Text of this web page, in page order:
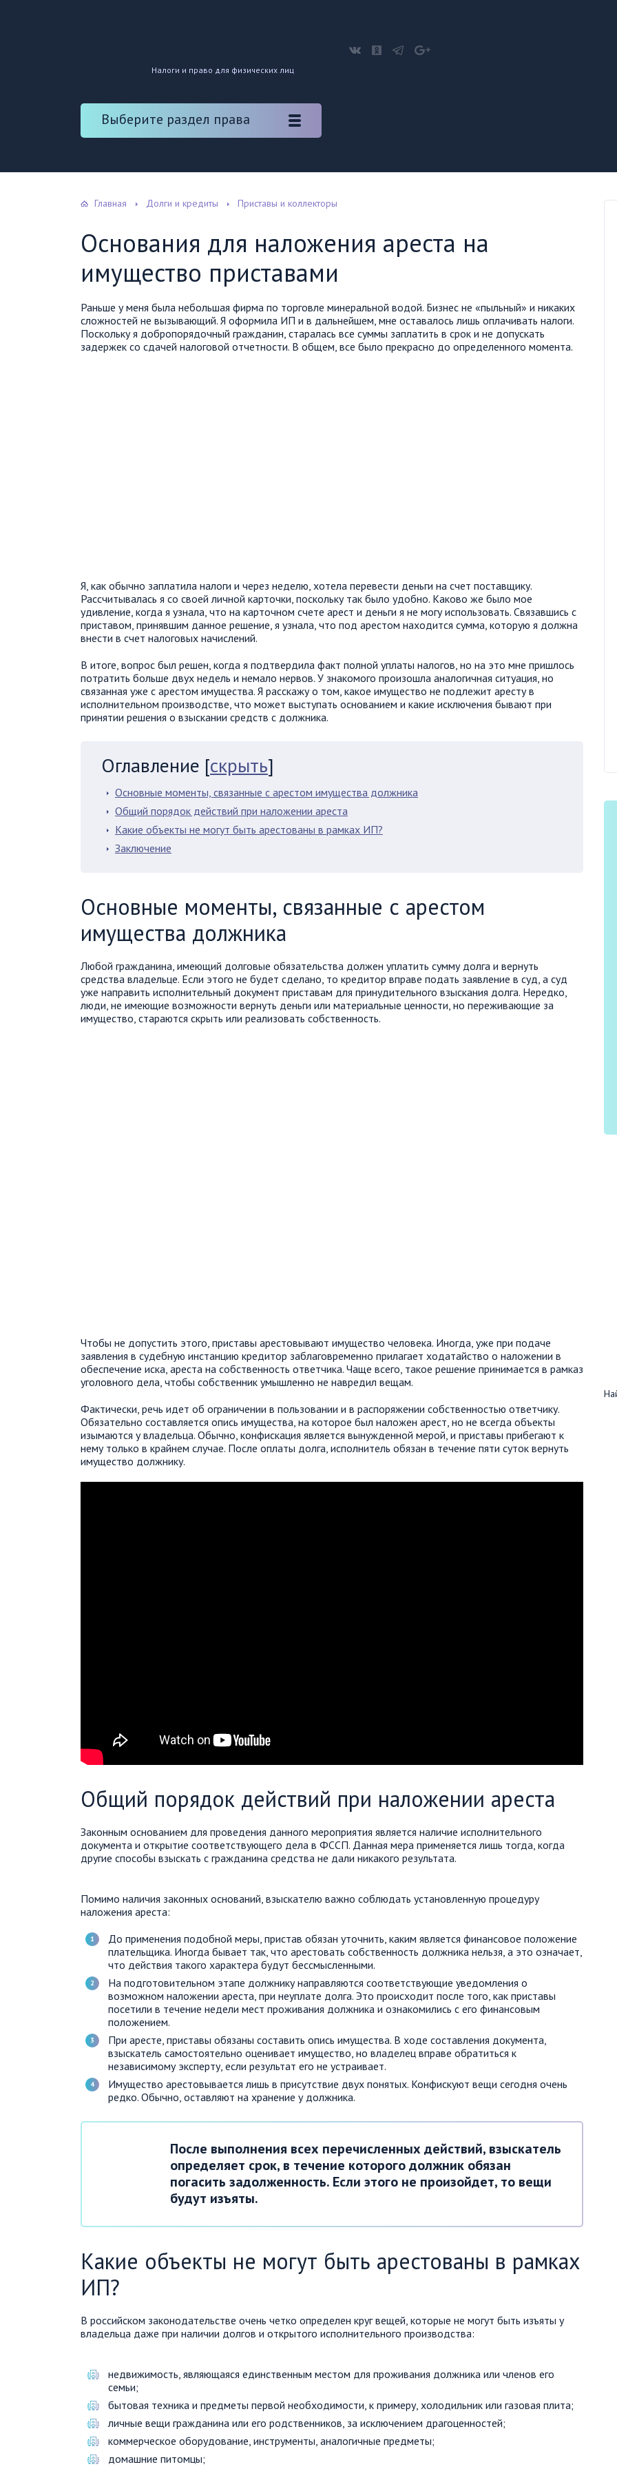
Налоги и право для физических лиц
Выберите раздел права
Главная Долги и кредиты Приставы и коллекторы
Основания для наложения ареста на
имущество приставами
Раньше у меня была небольшая фирма по торговле минеральной водой. Бизнес не «пыльный» и никаких
сложностей не вызывающий. Я оформила ИП и в дальнейшем, мне оставалось лишь оплачивать налоги.
Поскольку я добропорядочный гражданин, старалась все суммы заплатить в срок и не допускать
задержек со сдачей налоговой отчетности. В общем, все было прекрасно до определенного момента.
Я, как обычно заплатила налоги и через неделю, хотела перевести деньги на счет поставщику.
Рассчитывалась я со своей личной карточки, поскольку так было удобно. Каково же было мое
удивление, когда я узнала, что на карточном счете арест и деньги я не могу использовать. Связавшись с
приставом, принявшим данное решение, я узнала, что под арестом находится сумма, которую я должна
внести в счет налоговых начислений.
В итоге, вопрос был решен, когда я подтвердила факт полной уплаты налогов, но на это мне пришлось
потратить больше двух недель и немало нервов. У знакомого произошла аналогичная ситуация, но
связанная уже с арестом имущества. Я расскажу о том, какое имущество не подлежит аресту в
исполнительном производстве, что может выступать основанием и какие исключения бывают при
принятии решения о взыскании средств с должника.
Оглавление [скрыть]
Основные моменты, связанные с арестом имущества должника
Общий порядок действий при наложении ареста
Какие объекты не могут быть арестованы в рамках ИП?
Заключение
Основные моменты, связанные с арестом
имущества должника
Любой гражданина, имеющий долговые обязательства должен уплатить сумму долга и вернуть
средства владельце. Если этого не будет сделано, то кредитор вправе подать заявление в суд, а суд
уже направить исполнительный документ приставам для принудительного взыскания долга. Нередко,
люди, не имеющие возможности вернуть деньги или материальные ценности, но переживающие за
имущество, стараются скрыть или реализовать собственность.
Чтобы не допустить этого, приставы арестовывают имущество человека. Иногда, уже при подаче
заявления в судебную инстанцию кредитор заблаговременно прилагает ходатайство о наложении в
обеспечение иска, ареста на собственность ответчика. Чаще всего, такое решение принимается в рамказ
уголовного дела, чтобы собственник умышленно не навредил вещам.
Фактически, речь идет об ограничении в пользовании и в распоряжении собственностью ответчику.
Обязательно составляется опись имущества, на которое был наложен арест, но не всегда объекты
изымаются у владельца. Обычно, конфискация является вынужденной мерой, и приставы прибегают к
нему только в крайнем случае. После оплаты долга, исполнитель обязан в течение пяти суток вернуть
имущество должнику.
Общий порядок действий при наложении ареста
Законным основанием для проведения данного мероприятия является наличие исполнительного
документа и открытие соответствующего дела в ФССП. Данная мера применяется лишь тогда, когда
другие способы взыскать с гражданина средства не дали никакого результата.
Помимо наличия законных оснований, взыскателю важно соблюдать установленную процедуру
наложения ареста:
До применения подобной меры, пристав обязан уточнить, каким является финансовое положение
плательщика. Иногда бывает так, что арестовать собственность должника нельзя, а это означает,
что действия такого характера будут бессмысленными.
На подготовительном этапе должнику направляются соответствующие уведомления о
возможном наложении ареста, при неуплате долга. Это происходит после того, как приставы
посетили в течение недели мест проживания должника и ознакомились с его финансовым
положением.
При аресте, приставы обязаны составить опись имущества. В ходе составления документа,
взыскатель самостоятельно оценивает имущество, но владелец вправе обратиться к
независимому эксперту, если результат его не устраивает.
Имущество арестовывается лишь в присутствие двух понятых. Конфискуют вещи сегодня очень
редко. Обычно, оставляют на хранение у должника.
После выполнения всех перечисленных действий, взыскатель
определяет срок, в течение которого должник обязан
погасить задолженность. Если этого не произойдет, то вещи
будут изъяты.
Какие объекты не могут быть арестованы в рамках
ИП?
В российском законодательстве очень четко определен круг вещей, которые не могут быть изъяты у
владельца даже при наличии долгов и открытого исполнительного производства:
недвижимость, являющаяся единственным местом для проживания должника или членов его
семьи;
бытовая техника и предметы первой необходимости, к примеру, холодильник или газовая плита;
личные вещи гражданина или его родственников, за исключением драгоценностей;
коммерческое оборудование, инструменты, аналогичные предметы;
домашние питомцы;